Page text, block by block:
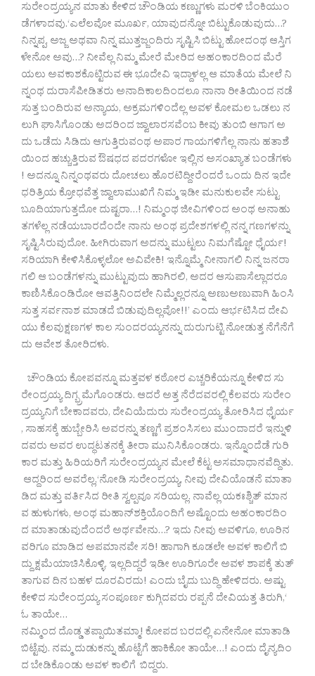
ಸುರೇಂದ್ರಯ್ಯನ ಮಾತು ಕೇಳಿದ ಚೌಂಡಿಯ ಕಣ್ಣುಗಳು ಮರಳಿ ಬೆಂಕಿಯುಂ
ಡೆಗಳಾದವು.‘ಎಲೆಲವೋ ಮೂರ್ಖ, ಯಾವುದನ್ನೋ ಬಿಟ್ಟುಕೊಡುವುದು…?
ನಿನ್ನಪ್ಪ, ಅಜ್ಜ ಅಥವಾ ನಿನ್ನ ಮುತ್ತಜ್ಜಂದಿರು ಸೃಷ್ಟಿಸಿ ಬಿಟ್ಟು ಹೋದಂಥ ಆಸ್ತಿಗ
ಳೇನೋ ಅವು…? ನೀವೆಲ್ಲ ನಿಮ್ಮ ಮೇರೆ ಮೇರಿದ ಅಹಂಕಾರದಿಂದ ಮೆರೆ
ಯಲು ಅವಕಾಶಕೊಟ್ಟಿರುವ ಈ ಭೂದೇವಿ ಇದ್ದಾಳಲ್ಲ ಆ ಮಾತೆಯ ಮೇಲೆ ನಿ
ನ್ನಂಥ ದುರಾಸೆಪೀಡಿತರು ಅನಾದಿಕಾಲದಿಂದಲೂ ನಾನಾ ರೀತಿಯಿಂದ ನಡೆ
ಸುತ್ತ ಬಂದಿರುವ ಅನ್ಯಾಯ, ಅಕ್ರಮಗಳಿಂದೆಲ್ಲ ಅವಳ ಕೋಮಲ ಒಡಲು ನ
ಲುಗಿ ಘಾಸಿಗೊಂಡು ಅದರಿಂದ ಜ್ವಾಲಾರಸವೆಂಬ ಕೀವು ತುಂಬಿ ಆಗಾಗ ಅ
ದು ಒಡೆದು ಸಿಡಿದು ಆಗುತ್ತಿರುವಂಥ ಅಪಾರ ಗಾಯಗಳಿಗೆಲ್ಲ ನಾನು ಹತಾಶೆ
ಯಿಂದ ಹಚ್ಚುತ್ತಿರುವ ಔಷಧದ ಪದರಗಳೋ ಇಲ್ಲಿನ ಅಸಂಖ್ಯಾತ ಬಂಡೆಗಳು
! ಅದನ್ನೂ ನಿನ್ನಂಥವರು ದೋಚಲು ಹೊರಟಿದ್ದೀರೆಂದರೆ ಒಂದು ದಿನ ಇದೇ
ಧರಿತ್ರಿಯ ಕ್ರೋಧವೆತ್ತ ಜ್ವಾಲಾಮುಖಿಗೆ ನಿಮ್ಮ ಇಡೀ ಮನುಕುಲವೇ ಸುಟ್ಟು
ಬೂದಿಯಾಗುತ್ತದೋ ದುಷ್ಟರಾ…! ನಿಮ್ಮಂಥ ಜೀವಿಗಳಿಂದ ಅಂಥ ಅನಾಹು
ತಗಳೆಲ್ಲ ನಡೆಯಬಾರದೆಂದೇ ನಾನು ಅಂಥ ಪ್ರದೇಶಗಳಲ್ಲಿ ನನ್ನ ಗಣಗಳನ್ನು
ಸೃಷ್ಟಿಸಿರುವುದೋ. ಹೀಗಿರುವಾಗ ಅದನ್ನು ಮುಟ್ಟಲು ನಿಮಗೆಷ್ಟೋ ಧೈರ್ಯ!
ಸರಿಯಾಗಿ ಕೇಳಿಸಿಕೊಳ್ಳಲೋ ಅವಿವೇಕಿ! ಇನ್ನೊಮ್ಮೆ ನೀನಾಗಲಿ ನಿನ್ನ ಜನರಾ
ಗಲಿ ಆ ಬಂಡೆಗಳನ್ನು ಮುಟ್ಟುವುದು ಹಾಗಿರಲಿ, ಅದರ ಆಸುಪಾಸೆಲ್ಲಾದರೂ
ಕಾಣಿಸಿಕೊಂಡಿರೋ ಆವತ್ತಿನಿಂದಲೇ ನಿಮ್ಮೆಲ್ಲರನ್ನೂ ಅಣುಅಣುವಾಗಿ ಹಿಂಸಿ
ಸುತ್ತ ಸರ್ವನಾಶ ಮಾಡದೆ ಬಿಡುವುದಿಲ್ಲವೋ!!’ ಎಂದು ಆರ್ಭಟಿಸಿದ ದೇವಿ
ಯು ಕೆಲವುಕ್ಷಣಗಳ ಕಾಲ ಸುಂದರಯ್ಯನನ್ನು ದುರುಗುಟ್ಟಿ ನೋಡುತ್ತ ನೆಗೆನೆಗೆ
ದು ಆವೇಶ ತೋರಿದಳು.
ಚೌಂಡಿಯ ಕೋಪವನ್ನೂ ಮತ್ತವಳ ಕಠೋರ ಎಚ್ಚರಿಕೆಯನ್ನೂ ಕೇಳಿದ ಸು
ರೇಂದ್ರಯ್ಯ ದಿಗ್ಭ್ರಮೆಗೊಂಡರು. ಆದರೆ ಅತ್ತ ನೆರೆದವರಲ್ಲಿ ಕೆಲವರು ಸುರೇಂ
ದ್ರಯ್ಯನಿಗೆ ಬೇಕಾದವರು, ದೇವಿಯೆದುರು ಸುರೇಂದ್ರಯ್ಯ ತೋರಿಸಿದ ಧೈರ್ಯ
, ಸಾಹಸಕ್ಕೆ ಹುಬ್ಬೇರಿಸಿ ಅವರನ್ನು ತಣ್ಣಗೆ ಪ್ರಶಂಸಿಸಲು ಮುಂದಾದರೆ ಇನ್ನುಳಿ
ದವರು ಅವರ ಉದ್ಧಟತನಕ್ಕೆ ತೀರಾ ಮುನಿಸಿಕೊಂಡರು. ಇನ್ನೊಂದೆಡೆ ಗುರಿ
ಕಾರ ಮತ್ತು ಹಿರಿಯರಿಗೆ ಸುರೇಂದ್ರಯ್ಯನ ಮೇಲೆ ಕೆಟ್ಟ ಅಸಮಾಧಾನವೆದ್ದಿತು.
ಆದ್ದರಿಂದ ಅವರೆಲ್ಲ,‘ನೋಡಿ ಸುರೇಂದ್ರಯ್ಯ, ನೀವು ದೇವಿಯೊಡನೆ ಮಾತಾ
ಡಿದ ಮತ್ತು ವರ್ತಿಸಿದ ರೀತಿ ಸ್ವಲ್ಪವೂ ಸರಿಯಲ್ಲ. ನಾವೆಲ್ಲ ಯಕಃಶ್ಚಿತ್ ಮಾನ
ವ ಹುಳುಗಳು, ಅಂಥ ಮಹಾನ್‍ಶಕ್ತಿಯೊಂದಿಗೆ ಅಷ್ಟೊಂದು ಅಹಂಕಾರದಿಂ
ದ ಮಾತಾಡುವುದೆಂದರೆ ಅರ್ಥವೇನು…? ಇದು ನೀವು ಅವಳಿಗೂ, ಊರಿನ
ವರಿಗೂ ಮಾಡಿದ ಅಪಮಾನವೇ ಸರಿ! ಹಾಗಾಗಿ ಕೂಡಲೇ ಅವಳ ಕಾಲಿಗೆ ಬಿ
ದ್ದು ಕ್ಷಮೆಯಾಚಿಸಿಕೊಳ್ಳಿ. ಇಲ್ಲದಿದ್ದರೆ ಇಡೀ ಊರಿಗೂರೇ ಅವಳ ಶಾಪಕ್ಕೆ ತುತ್
ತಾಗುವ ದಿನ ಬಹಳ ದೂರವಿರದು! ಎಂದು ಬೈದು ಬುದ್ಧಿ ಹೇಳಿದರು. ಅಷ್ಟು
ಕೇಳಿದ ಸುರೇಂದ್ರಯ್ಯ ಸಂಪೂರ್ಣ ಕುಗ್ಗಿದವರು ರಪ್ಪನೆ ದೇವಿಯತ್ತ ತಿರುಗಿ,‘
ಓ ತಾಯೇ…
ನಮ್ಮಿಂದ ದೊಡ್ಡ ತಪ್ಪಾಯಿತಮ್ಮಾ! ಕೋಪದ ಬರದಲ್ಲಿ ಏನೇನೋ ಮಾತಾಡಿ
ಬಿಟ್ಟೆವು. ನಮ್ಮ ದುಡುಕನ್ನು ಹೊಟ್ಟೆಗೆ ಹಾಕಿಕೋ ತಾಯೇ…! ಎಂದು ದೈನ್ಯದಿಂ
ದ ಬೇಡಿಕೊಂಡು ಅವಳ ಕಾಲಿಗೆ ಬಿದ್ದರು.